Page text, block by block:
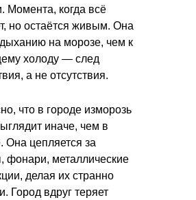
Момента, когда всё
но остаётся живым. Она
на морозе, чем к
холоду — след
а не отсутствия.
что в городе изморозь
иначе, чем в
Она цепляется за
фонари, металлические
делая их странно
Город вдруг теряет